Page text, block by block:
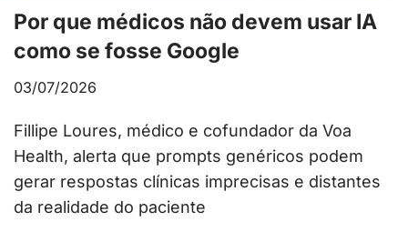
Por que médicos não devem usar IA
como se fosse Google
03/07/2026
Fillipe Loures, médico e cofundador da Voa
Health, alerta que prompts genéricos podem
gerar respostas clínicas imprecisas e distantes
da realidade do paciente